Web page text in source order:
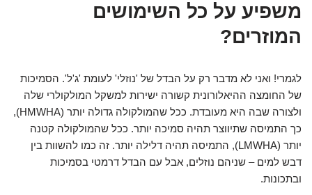
משפיע על כל השימושים
המוזרים?
לגמרי! ואני לא מדבר רק על הבדל של 'נוזלי' לעומת 'ג'ל'. הסמיכות
של החומצה ההיאלורונית קשורה ישירות למשקל המולקולרי שלה
ולצורה שבה היא מעובדת. ככל שהמולקולה גדולה יותר (HMWHA),
כך התמיסה שתיווצר תהיה סמיכה יותר. ככל שהמולקולה קטנה
יותר (LMWHA), התמיסה תהיה דלילה יותר. זה כמו להשוות בין
דבש למים – שניהם נוזלים, אבל עם הבדל דרמטי בסמיכות
ובתכונות.